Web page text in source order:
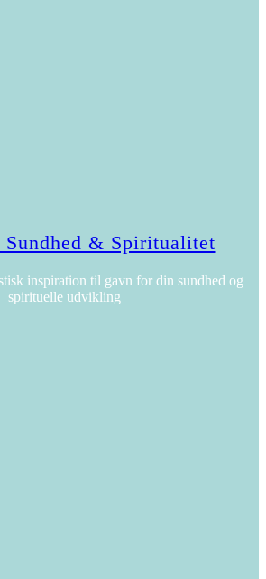
Sundhed & Spiritualitet
inspiration til gavn for din sundhed og
spirituelle udvikling